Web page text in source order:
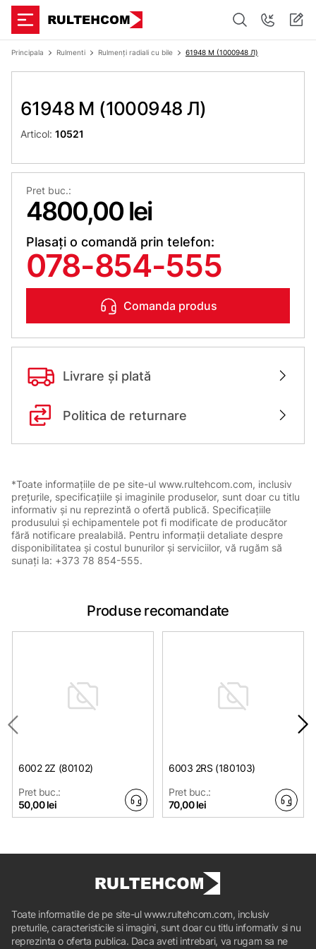
Principala Rulmenti Rulmenți radiali cu bile 61948 M (1000948 Л)
61948 M (1000948 Л)
Articol: 10521
Pret buc.:
4800,00 lei
Plasați o comandă prin telefon:
078-854-555
Comanda produs
Livrare și plată
Politica de returnare
*Toate informațiile de pe site-ul www.rultehcom.com, inclusiv
prețurile, specificațiile și imaginile produselor, sunt doar cu titlu
informativ și nu reprezintă o ofertă publică. Specificațiile
produsului și echipamentele pot fi modificate de producător
fără notificare prealabilă. Pentru informații detaliate despre
disponibilitatea și costul bunurilor și serviciilor, vă rugăm să
sunați la: +373 78 854-555.
Produse recomandate
6002 2Z (80102)
Pret buc.:
50,00 lei
6003 2RS (180103)
Pret buc.:
70,00 lei
Toate informatiile de pe site-ul www.rultehcom.com, inclusiv
preturile, caracteristicile si imagini, sunt doar cu titlu informativ si nu
reprezinta o oferta publica. Daca aveti intrebari, va rugam sa ne